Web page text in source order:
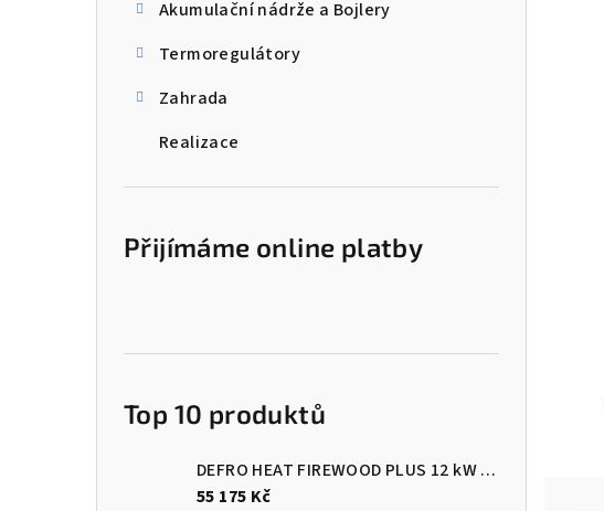
Akumulační nádrže a Bojlery
Termoregulátory
Zahrada
Realizace
Přijímáme online platby
Top 10 produktů
DEFRO HEAT FIREWOOD PLUS 12 kW Kotel na dřevo s ručním přikládáním
55 175 Kč